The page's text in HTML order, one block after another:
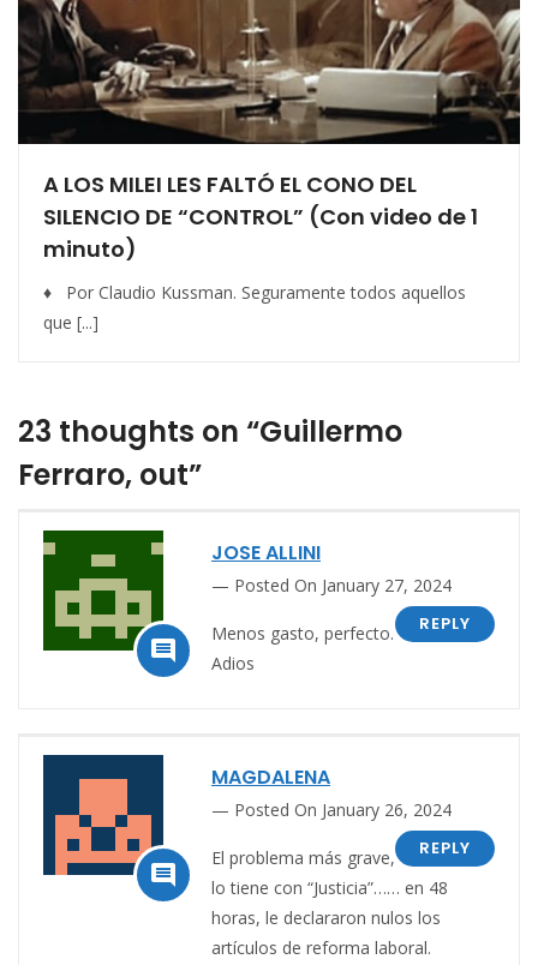
A LOS MILEI LES FALTÓ EL CONO DEL
SILENCIO DE “CONTROL” (Con video de 1
minuto)
♦ Por Claudio Kussman. Seguramente todos aquellos
que [...]
23 thoughts on “Guillermo
Ferraro, out”

JOSE ALLINI
Posted On January 27, 2024
REPLY
Menos gasto, perfecto.
Adios

MAGDALENA
Posted On January 26, 2024
REPLY
El problema más grave,
lo tiene con “Justicia”…… en 48
horas, le declararon nulos los
artículos de reforma laboral.